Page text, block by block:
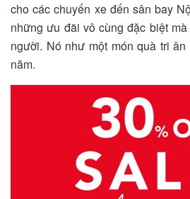
cho các chuyến xe đến sân bay
những ưu đãi vô cùng đặc biệt
người. Nó như một món quà tri
năm.